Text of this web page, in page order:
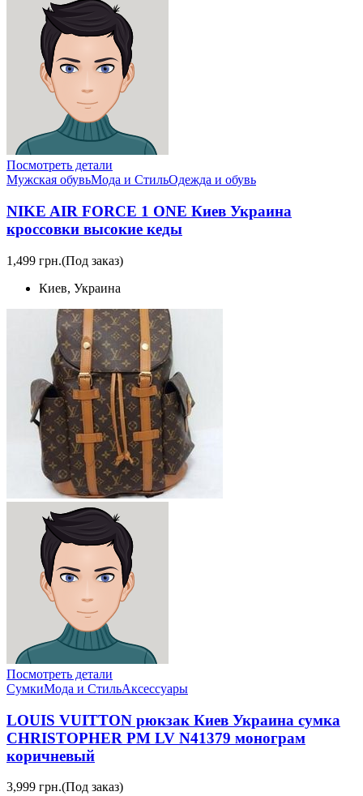
Посмотреть детали
Мужская обувьМода и СтильОдежда и обувь
NIKE AIR FORCE 1 ONE Киев Украина
кроссовки высокие кеды
1,499 грн.(Под заказ)
Киев, Украина
Посмотреть детали
СумкиМода и СтильАксессуары
LOUIS VUITTON рюкзак Киев Украина сумка
CHRISTOPHER PM LV N41379 монограм
коричневый
3,999 грн.(Под заказ)